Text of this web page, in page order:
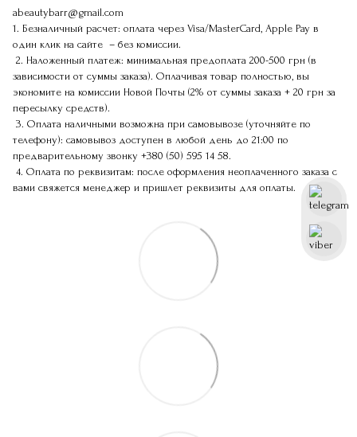
abeautybarr@gmail.com
1. Безналичный расчет: оплата через Visa/MasterCard, Apple Pay в
один клик на сайте – без комиссии.
2. Наложенный платеж: минимальная предоплата 200-500 грн (в
зависимости от суммы заказа). Оплачивая товар полностью, вы
экономите на комиссии Новой Почты (2% от суммы заказа + 20 грн за
пересылку средств).
3. Оплата наличными возможна при самовывозе (уточняйте по
телефону): самовывоз доступен в любой день до 21:00 по
предварительному звонку +380 (50) 595 14 58.
4. Оплата по реквизитам: после оформления неоплаченного заказа с
вами свяжется менеджер и пришлет реквизиты для оплаты.